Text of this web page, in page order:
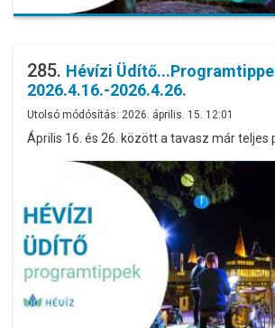
285. Hévízi
2026.4.16.-2026.4.26.
Utolsó módósítás: 2026. április. 15. 12:01
Április 16. és 26. között a tavasz már teljes